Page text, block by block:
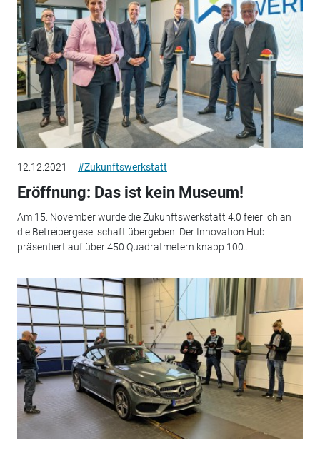
12.12.2021 #Zukunftswerkstatt
Eröffnung: Das ist kein Museum!
Am 15. November wurde die Zukunftswerkstatt 4.0 feierlich an
die Betreibergesellschaft übergeben. Der Innovation Hub
präsentiert auf über 450 Quadratmetern knapp 100...